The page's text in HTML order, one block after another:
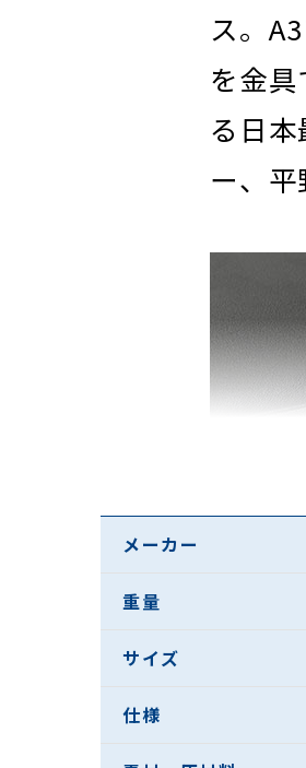
ス。
を金
る日
ー、平
・底
・簡
メーカー
重量
サイズ
仕様